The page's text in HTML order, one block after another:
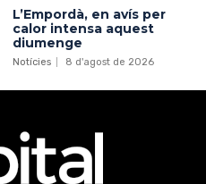
L’Empordà, en avís per
calor intensa aquest
diumenge
Notícies 8 d'agost de 2026